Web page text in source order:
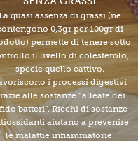
quasi assenza di grassi (ne
0,3gr per 100gr di
permette di tenere sotto
il livello di colesterolo,
specie quello cattivo.
i processi digestivi
alle sostanze “alleate dei
batteri”. Ricchi di sostanze
aiutano a prevenire
le malattie infiammatorie.